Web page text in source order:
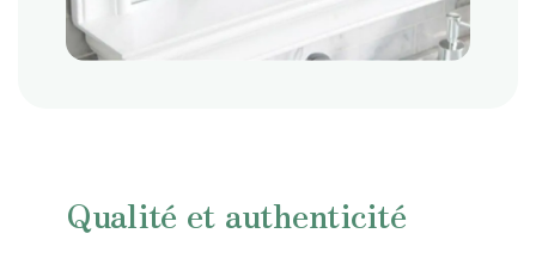
Qualité et authenticité